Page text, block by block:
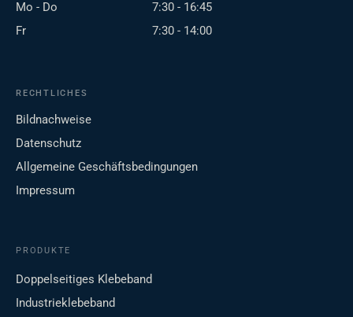
Mo - Do
7:30 - 16:45
Fr
7:30 - 14:00
RECHTLICHES
Bildnachweise
Datenschutz
Allgemeine Geschäftsbedingungen
Impressum
PRODUKTE
Doppelseitiges Klebeband
Industrieklebeband